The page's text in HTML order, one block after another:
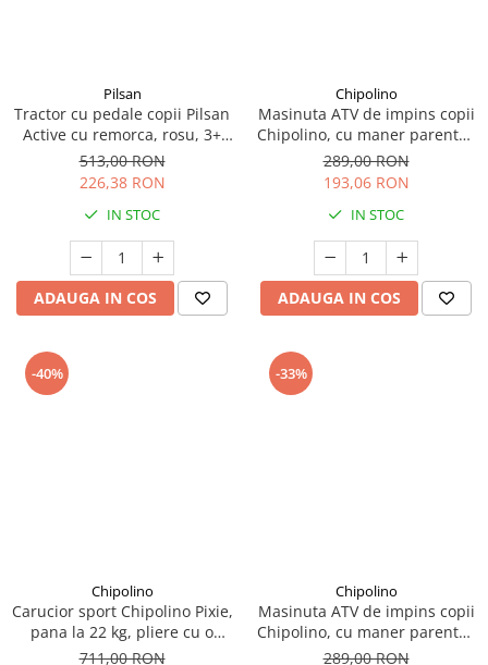
Insecte si paianjeni
Lumea preistorica
Ocean si gheata
Reptile si amfibieni
Viata la ferma
Bancuri de lucru cu unelte
Constructii, cuburi, forme si culori
Corturi de joaca
Jucarii de rol
Jucarii pentru baie
Pilsan
Tractor cu pedale copii Pilsan
Active cu remorca, rosu, 3+
ani
513,00 RON
226,38 RON
IN STOC
ADAUGA IN COS
Chipolino
Masinuta ATV de impins copii
Chipolino, cu maner parental,
roz, 3+ ani
289,00 RON
193,06 RON
IN STOC
ADAUGA IN COS
-40%
Chipolino
Carucior sport Chipolino Pixie,
pana la 22 kg, pliere cu o
singura mana, cu maner de
711,00 RON
-33%
Chipolino
Masinuta ATV de impins copii
Chipolino, cu maner parental,
verde, 3+ ani
289,00 RON